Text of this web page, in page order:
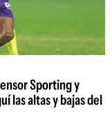
Sporting y
las altas y bajas del